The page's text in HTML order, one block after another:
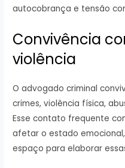
autocobrança e tensão
Convivência
violência
O advogado criminal
crimes, violência física,
Esse contato frequente
afetar o estado
espaço para elaborar